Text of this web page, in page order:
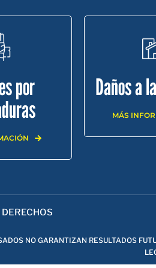
por
Daños a
MÁS
PRÁCTICA RESULTADOS